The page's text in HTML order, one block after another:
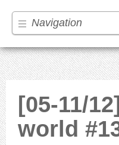
Navigation
[05-11/
world